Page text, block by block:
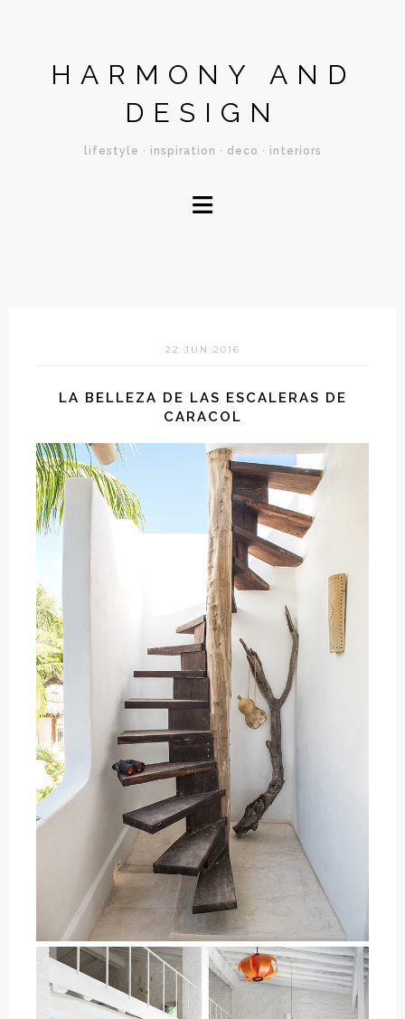
HARMONY AND
DESIGN
lifestyle · inspiration · deco · interiors
≡
22 JUN 2016
LA BELLEZA DE LAS ESCALERAS DE
CARACOL